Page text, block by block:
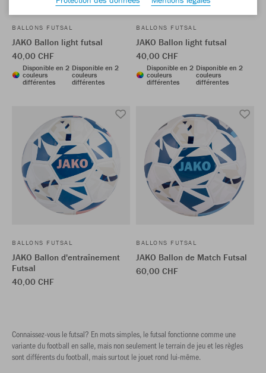
BALLONS FUTSAL
JAKO Ballon light futsal
40,00 CHF
Disponible en 2
couleurs
différentes
Disponible en 2
couleurs
différentes
BALLONS FUTSAL
JAKO Ballon light futsal
40,00 CHF
Disponible en 2
couleurs
différentes
Disponible en 2
couleurs
différentes
BALLONS FUTSAL
JAKO Ballon d'entraînement
Futsal
40,00 CHF
BALLONS FUTSAL
JAKO Ballon de Match Futsal
60,00 CHF
Connaissez-vous le futsal? En mots simples, le futsal fonctionne comme une
variante du football en salle, mais non seulement le terrain de jeu et les règles
sont différents du football, mais surtout le jouet rond lui-même.